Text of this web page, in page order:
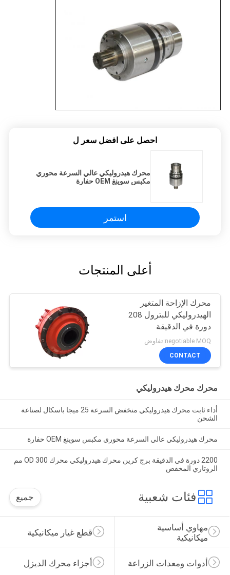
احصل على افضل سعر ل
محرك هيدروليكي عالي السرعة محوري
مكبس سوينغ OEM حفارة
استمر
أعلى المنتجات
محرك الإزاحة المتغير
الهيدروليكي للبترول 208
دورة في الدقيقة
negotiable MOQ:تفاوض
CONTACT
محرك محرك هيدروليكي
أداء ثابت محرك هيدروليكي منخفض السرعة 25 ميجا باسكال لصناعة
الشحن
محرك هيدروليكي عالي السرعة محوري مكبس سوينغ OEM حفارة
2200 دورة في الدقيقة برج كرين محرك هيدروليكي محرك OD 300 مم
الروتاري المخفض
فئات شعبية جميع
قطع غيار ميكانيكية
مهاوي أساسية
ميكانيكية
أجزاء محرك الديزل أدوات ومعدات الزراعة